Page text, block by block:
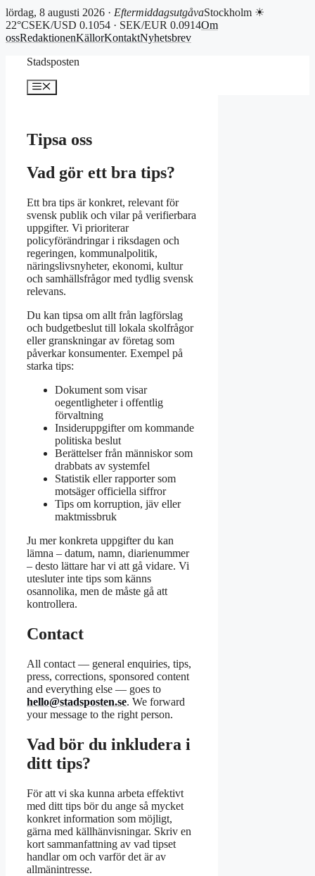
lördag, 8 augusti 2026 · EftermiddagsutgåvaStockholm ☀
22°CSEK/USD 0.1054 · SEK/EUR 0.0914Om
ossRedaktionenKällorKontaktNyhetsbrev
Stadsposten
Meny
Tipsa oss
Vad gör ett bra tips?
Ett bra tips är konkret, relevant för
svensk publik och vilar på verifierbara
uppgifter. Vi prioriterar
policyförändringar i riksdagen och
regeringen, kommunalpolitik,
näringslivsnyheter, ekonomi, kultur
och samhällsfrågor med tydlig svensk
relevans.
Du kan tipsa om allt från lagförslag
och budgetbeslut till lokala skolfrågor
eller granskningar av företag som
påverkar konsumenter. Exempel på
starka tips:
Dokument som visar
oegentligheter i offentlig
förvaltning
Insideruppgifter om kommande
politiska beslut
Berättelser från människor som
drabbats av systemfel
Statistik eller rapporter som
motsäger officiella siffror
Tips om korruption, jäv eller
maktmissbruk
Ju mer konkreta uppgifter du kan
lämna – datum, namn, diarienummer
– desto lättare har vi att gå vidare. Vi
utesluter inte tips som känns
osannolika, men de måste gå att
kontrollera.
Contact
All contact — general enquiries, tips,
press, corrections, sponsored content
and everything else — goes to
hello@stadsposten.se. We forward
your message to the right person.
Vad bör du inkludera i
ditt tips?
För att vi ska kunna arbeta effektivt
med ditt tips bör du ange så mycket
konkret information som möjligt,
gärna med källhänvisningar. Skriv en
kort sammanfattning av vad tipset
handlar om och varför det är av
allmänintresse.